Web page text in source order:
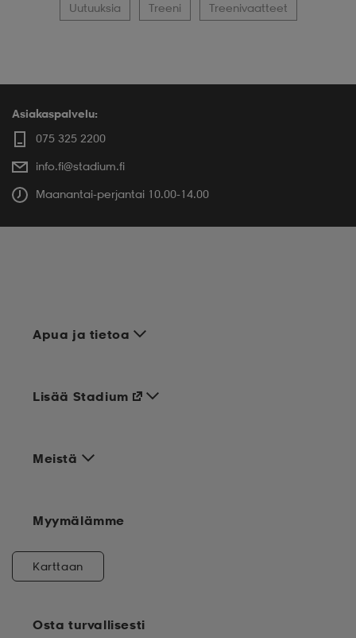
Uutuuksia Treeni Treenivaatteet
Asiakaspalvelu:
075 325 2200
info.fi@stadium.fi
Maanantai-perjantai 10.00-14.00
Apua ja tietoa
Meistä
Osta turvallisesti
Lisää Stadium
Myymälämme
Karttaan